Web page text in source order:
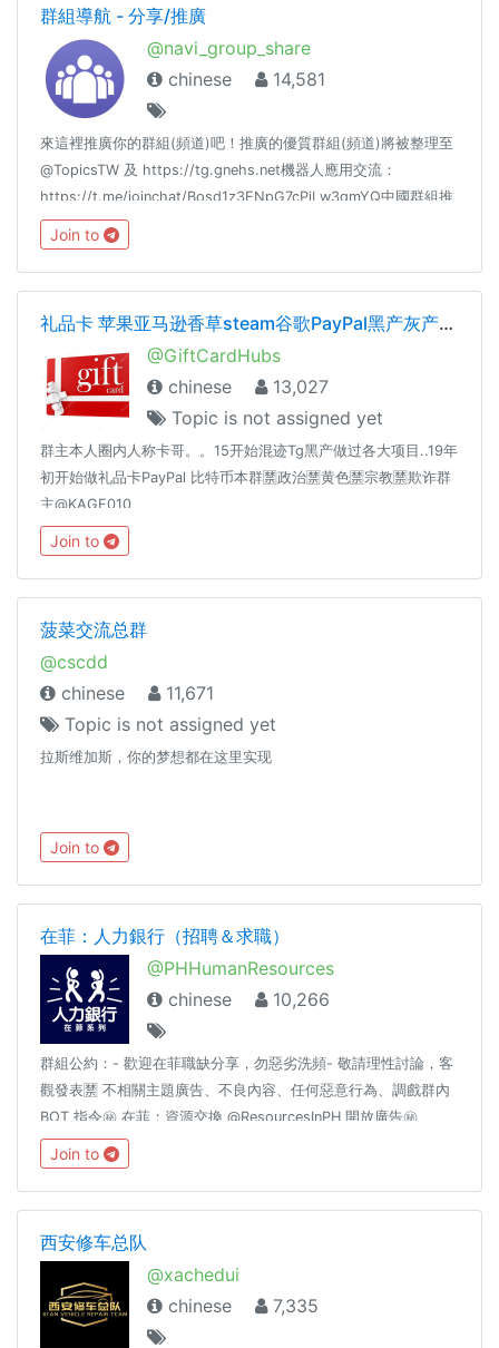
群組導航 - 分享/推廣
@navi_group_share
chinese
14,581
來這裡推廣你的群組(頻道)吧！推廣的優質群組(頻道)將被整理至
@TopicsTW 及 https://tg.gnehs.net機器人應用交流：
https://t.me/joinchat/Bosd1z3ENpG7cPjLw3qmYQ中國群組推
廣： @FOCUSTELEGRAMGROUPLINK
Join to
礼品卡 苹果亚马逊香草steam谷歌PayPal黑产灰产暴利
@GiftCardHubs
chinese
13,027
Topic is not assigned yet
群主本人圈内人称卡哥。。15开始混迹Tg黑产做过各大项目..19年
初开始做礼品卡PayPal 比特币本群🈲️政治🈲️黄色🈲️宗教🈲️欺诈群
主@KAGE010
Join to
菠菜交流总群
@cscdd
chinese
11,671
Topic is not assigned yet
拉斯维加斯，你的梦想都在这里实现
Join to
在菲：人力銀行（招聘＆求職）
@PHHumanResources
chinese
10,266
群組公約：- 歡迎在菲職缺分享，勿惡劣洗頻- 敬請理性討論，客
觀發表🈲 不相關主題廣告、不良內容、任何惡意行為、調戲群內
BOT 指令㊙️ 在菲：資源交換 @ResourcesInPH 開放廣告㊙️
Telegram 繁體中文化 👉 t.me/setlanguage/taiwan同場推薦：★
在菲：群組指引 @GuideInPH★ 在菲：生活頻道 @LifestyleInPH
Join to
西安修车总队
@xachedui
chinese
7,335